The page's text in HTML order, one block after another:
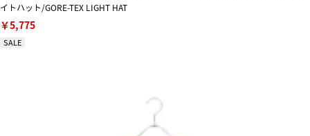
イトハット/GORE-TEX LIGHT HAT
￥5,775
SALE